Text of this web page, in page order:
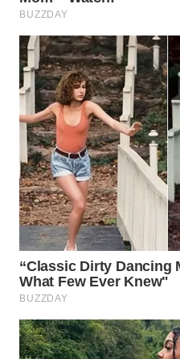
TRAVEL
WAHANA
TV
WAHANANEWS
ID
WAHANANEWS
CO ID
WAHANANEWS
NET
WAHANA
WAHANA